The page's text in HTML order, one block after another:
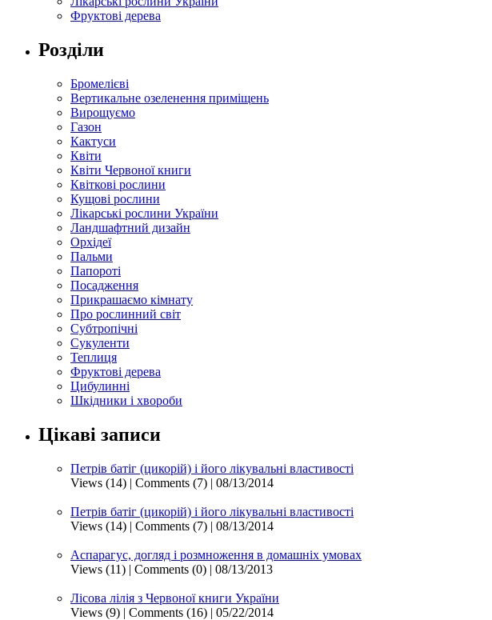
Фруктові дерева
Розділи
Бромелієві
Вертикальне озеленення приміщень
Вирощуємо
Газон
Кактуси
Квіти
Квіти Червоної книги
Квіткові рослини
Кущові рослини
Лікарські рослини України
Ландшафтний дизайн
Орхідеї
Пальми
Папороті
Посадження
Прикрашаємо кімнату
Про рослинний світ
Субтропічні
Сукуленти
Теплиця
Фруктові дерева
Цибулинні
Шкідники і хвороби
Цікаві записи
Петрів батіг (цикорій) і його лікувальні властивості
Views (14) | Comments (7) | 08/13/2014
Петрів батіг (цикорій) і його лікувальні властивості
Views (14) | Comments (7) | 08/13/2014
Аспарагус, догляд і розмноження в домашніх умовах
Views (11) | Comments (0) | 08/13/2013
Лісова лілія з Червоної книги України
Views (9) | Comments (16) | 05/22/2014